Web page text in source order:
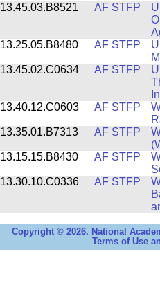
13.45.03.B8521 AF STFP
13.25.05.B8480
AF STFP
13.45.02.C0634
AF STFP
13.40.12.C0603
AF STFP
13.35.01.B7313
AF STFP
13.15.15.B8430
AF STFP
13.30.10.C0336
AF STFP
Copyright © 2026. National
Terms of Use